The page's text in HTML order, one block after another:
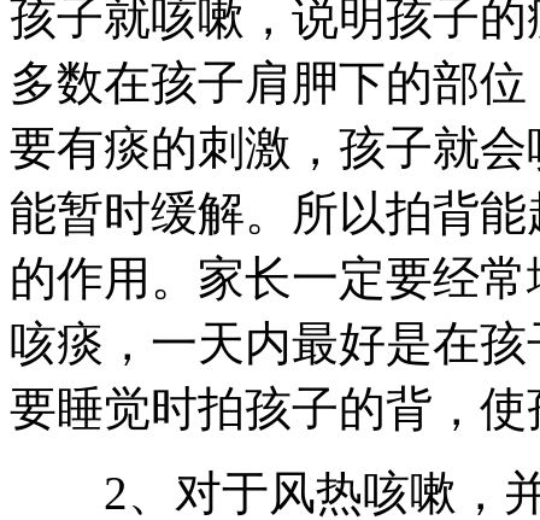
孩子就咳嗽，说明孩子
多数在孩子肩胛下的部
要有痰的刺激，孩子就
能暂时缓解。所以拍背
的作用。家长一定要经
咳痰，一天内最好是在
要睡觉时拍孩子的背，
2、对于风热咳嗽，并